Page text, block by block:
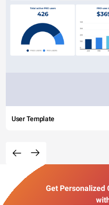
User Template
Get Personalized